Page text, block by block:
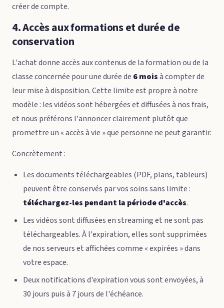
créer de compte.
4. Accès aux formations et durée de
conservation
L'achat donne accès aux contenus de la formation ou de la
classe concernée pour une durée de 6 moisà compter de
leur mise à disposition. Cette limite est propre à notre
modèle : les vidéos sont hébergées et diffusées à nos frais,
et nous préférons l'annoncer clairement plutôt que
promettre un « accès à vie » que personne ne peut garantir.
Concrètement :
Les documents téléchargeables (PDF, plans, tableurs)
peuvent être conservés par vos soins sans limite :
téléchargez-les pendant la période d'accès.
Les vidéos sont diffusées en streaming et ne sont pas
téléchargeables. À l'expiration, elles sont supprimées
de nos serveurs et affichées comme « expirées » dans
votre espace.
Deux notifications d'expiration vous sont envoyées, à
30 jours puis à 7 jours de l'échéance.